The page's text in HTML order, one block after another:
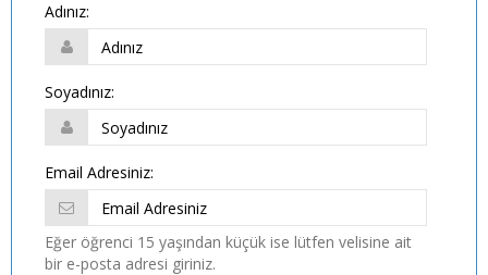
Adınız:
Soyadınız:
Email Adresiniz:
Eğer öğrenci 15 yaşından küçük ise lütfen velisine ait
bir e-posta adresi giriniz.